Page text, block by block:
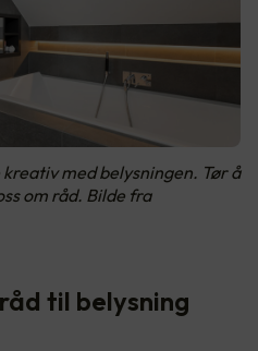
med belysningen. Tør å
om råd. Bilde fra
til belysning